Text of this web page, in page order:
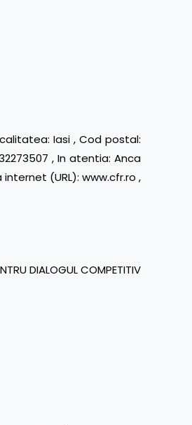
Iasi , Cod postal:
, In atentia: Anca
(URL): www.cfr.ro ,
DIALOGUL COMPETITIV